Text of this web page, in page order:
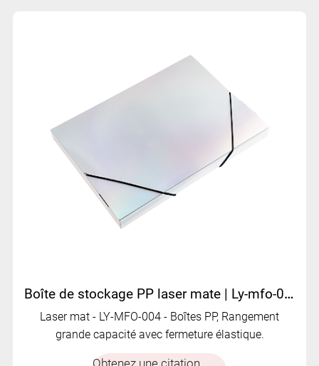
Boîte de stockage PP laser mate | Ly-mfo-004
Laser mat - LY-MFO-004 - Boîtes PP, Rangement
grande capacité avec fermeture élastique.